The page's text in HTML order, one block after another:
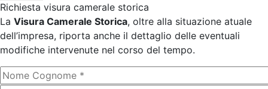
Richiesta visura camerale storica
La Visura Camerale Storica, oltre alla situazione atuale
dell’impresa, riporta anche il dettaglio delle eventuali
modifiche intervenute nel corso del tempo.